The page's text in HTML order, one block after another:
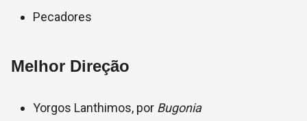
Pecadores
Melhor Direção
Yorgos Lanthimos, por Bugonia